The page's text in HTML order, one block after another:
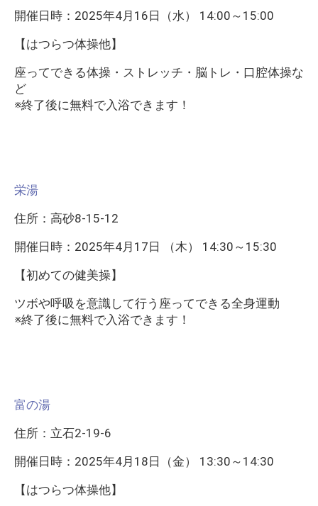
開催日時：2025年4月16日（水） 14:00～15:00
【はつらつ体操他】
座ってできる体操・ストレッチ・脳トレ・口腔体操な
ど
※終了後に無料で入浴できます！
栄湯
住所：高砂8-15-12
開催日時：2025年4月17日 （木） 14:30～15:30
【初めての健美操】
ツボや呼吸を意識して行う座ってできる全身運動
※終了後に無料で入浴できます！
富の湯
住所：立石2-19-6
開催日時：2025年4月18日（金） 13:30～14:30
【はつらつ体操他】